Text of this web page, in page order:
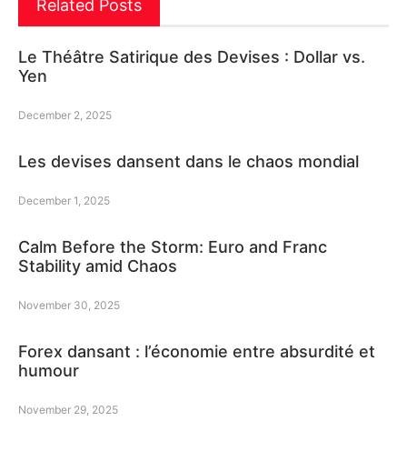
Related Posts
Le Théâtre Satirique des Devises : Dollar vs.
Yen
December 2, 2025
Les devises dansent dans le chaos mondial
December 1, 2025
Calm Before the Storm: Euro and Franc
Stability amid Chaos
November 30, 2025
Forex dansant : l’économie entre absurdité et
humour
November 29, 2025